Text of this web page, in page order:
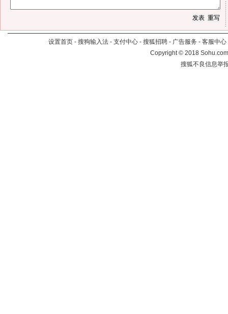
设置首页 - 搜狗输入法 - 支付中心 - 搜狐招聘 - 广告服务 - 客服中心
Copyright©2018
搜狐不良信息举